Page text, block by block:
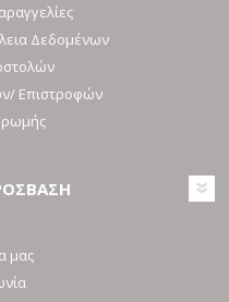
Δεδομένων
Επιστροφών
μας